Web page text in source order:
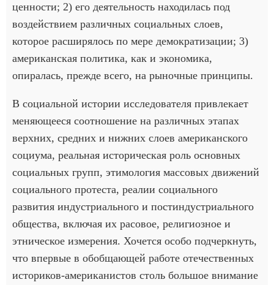
ценности; 2) его деятельность находилась под
воздействием различных социальных слоев,
которое расширялось по мере демократизации; 3)
американская политика, как и экономика,
опиралась, прежде всего, на рыночные принципы.
В социальной истории исследователя привлекает
меняющееся соотношение на различных этапах
верхних, средних и нижних слоев американского
социума, реальная историческая роль основных
социальных групп, этимология массовых движений
социального протеста, реалии социального
развития индустриального и постиндустриального
общества, включая их расовое, религиозное и
этническое измерения. Хочется особо подчеркнуть,
что впервые в обобщающей работе отечественных
историков-американистов столь большое внимание